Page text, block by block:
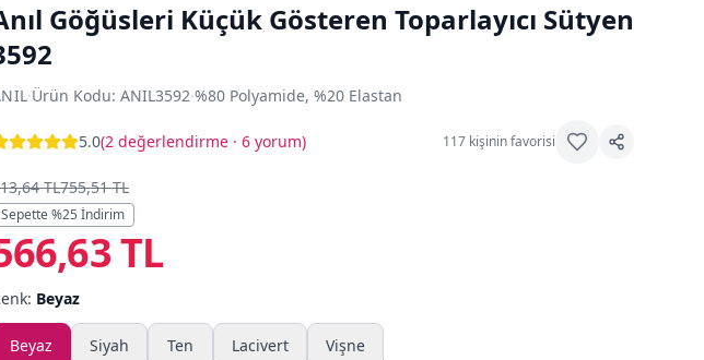
Göğüsleri Küçük Gösteren Toparlayıcı Sütyen
·Ürün Kodu:ANIL3592·%80 Polyamide, %20 Elastan
5.0(2 değerlendirme · 6 yorum) 117 kişinin favorisi
TL755,51 TL
Sepette %25 İndirim
TL
Beyaz
Beyaz Siyah Ten Lacivert Vişne